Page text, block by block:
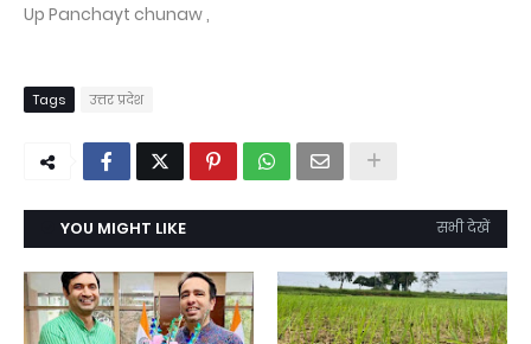
Up Panchayt chunaw ,
Tags उत्तर प्रदेश
YOU MIGHT LIKE सभी देखें